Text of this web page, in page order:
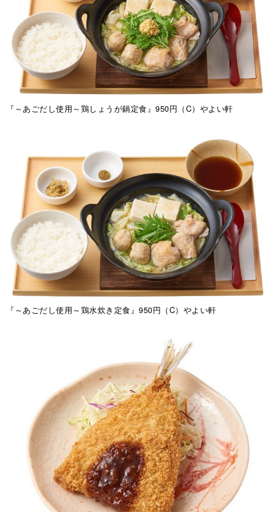
『～あごだし使用～鶏しょうが鍋定食』950円（C）やよい軒
『～あごだし使用～鶏水炊き定食』950円（C）やよい軒